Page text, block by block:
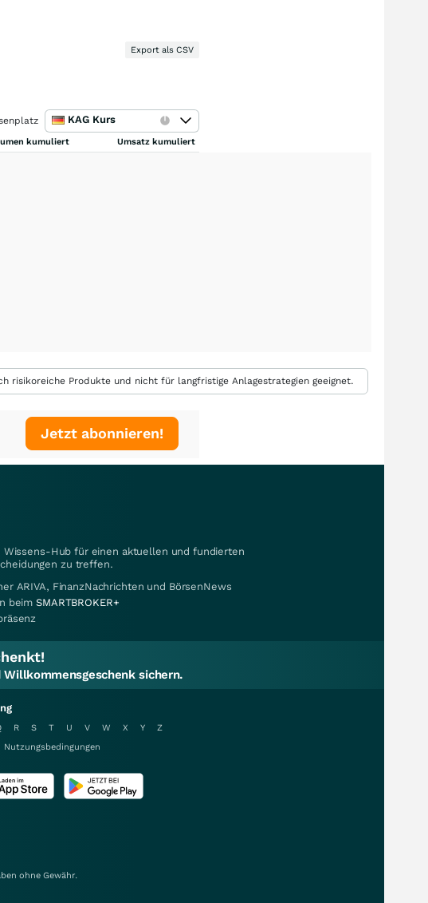
Export als CSV
KAG Kurs
kumuliert Umsatz kumuliert
Produkte und nicht für langfristige Anlagestrategien geeignet.
Jetzt abonnieren!
Hub für einen aktuellen und fundierten
zu treffen.
ARIVA, FinanzNachrichten und BörsenNews
beimSMARTBROKER+
Willkommensgeschenk sichern.
R S T U V W X Y
Z
Nutzungsbedingungen
ohne Gewähr.